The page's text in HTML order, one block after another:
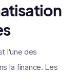
l'une des
la finance. Les